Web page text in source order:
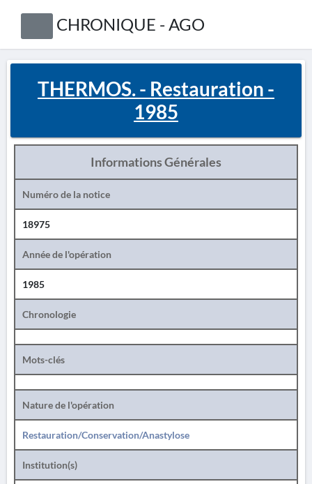
CHRONIQUE - AGO
THERMOS. - Restauration -
1985
Informations Générales
Numéro de la notice
18975
Année de l'opération
1985
Chronologie
Mots-clés
Nature de l'opération
Restauration/Conservation/Anastylose
Institution(s)